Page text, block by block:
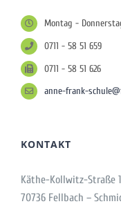
Montag -
0711 - 58 51 659
0711 - 58 51 626
anne-frank-
KONTAKT
Käthe-Kollwitz-Straße
70736 Fellbach –